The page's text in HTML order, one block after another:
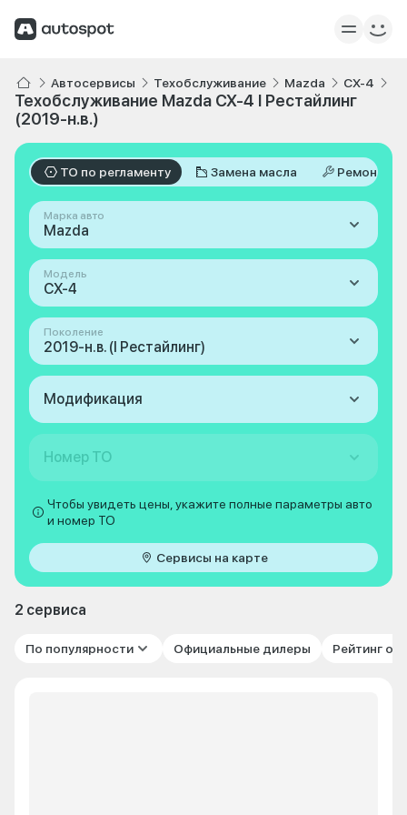
Автосервисы Техобслуживание Mazda CX-4
Техобслуживание Mazda CX-4 I Рестайлинг
(2019-н.в.)
ТО по регламенту Замена масла Ремонт
Марка авто
Mazda
Модель
CX-4
Поколение
2019-н.в. (I Рестайлинг)
Модификация
Номер ТО
Чтобы увидеть цены, укажите полные параметры авто
и номер ТО
Сервисы на карте
2 сервиса
По популярности Официальные дилеры Рейтинг